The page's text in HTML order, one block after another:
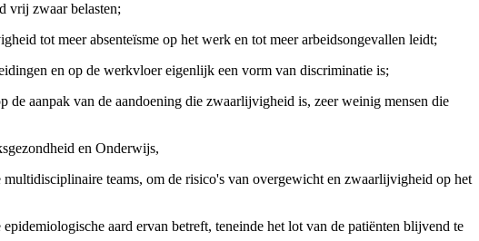
vrij zwaar belasten;
tot meer absenteïsme op het werk en tot meer arbeidsongevallen leidt;
en op de werkvloer eigenlijk een vorm van discriminatie is;
aanpak van de aandoening die zwaarlijvigheid is, zeer weinig mensen die
en Onderwijs,
teams, om de risico's van overgewicht en zwaarlijvigheid op het
aard ervan betreft, teneinde het lot van de patiënten blijvend te